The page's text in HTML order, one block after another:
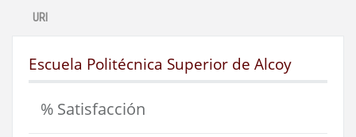
URI
Escuela Politécnica Superior de Alcoy
% Satisfacción